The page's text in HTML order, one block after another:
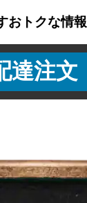
おトクな情報
達注文